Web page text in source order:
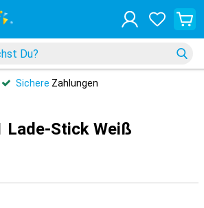
Sichere Zahlungen
Lade-Stick Weiß